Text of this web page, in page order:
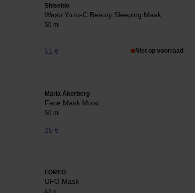
Shiseido
Waso Yuzu-C Beauty Sleeping Mask
50 ml
51 € Niet op voorraad
Maria Åkerberg
Face Mask Moist
50 ml
25 €
FOREO
UFO Mask
42 g